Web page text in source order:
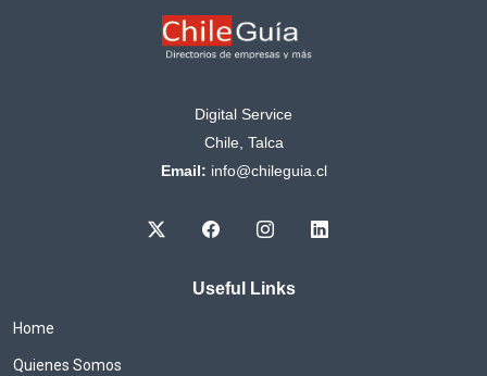
Digital Service
Chile, Talca
Email: info@chileguia.cl
Useful Links
Home
Quienes Somos